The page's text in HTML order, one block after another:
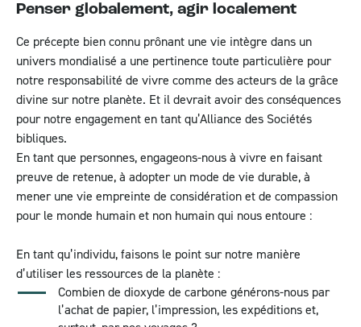
Penser globalement, agir localement
Ce précepte bien connu prônant une vie intègre dans un
univers mondialisé a une pertinence toute particulière pour
notre responsabilité de vivre comme des acteurs de la grâce
divine sur notre planète. Et il devrait avoir des conséquences
pour notre engagement en tant qu’Alliance des Sociétés
bibliques.
En tant que personnes, engageons-nous à vivre en faisant
preuve de retenue, à adopter un mode de vie durable, à
mener une vie empreinte de considération et de compassion
pour le monde humain et non humain qui nous entoure :
En tant qu’individu, faisons le point sur notre manière
d’utiliser les ressources de la planète :
Combien de dioxyde de carbone générons-nous par
l’achat de papier, l’impression, les expéditions et,